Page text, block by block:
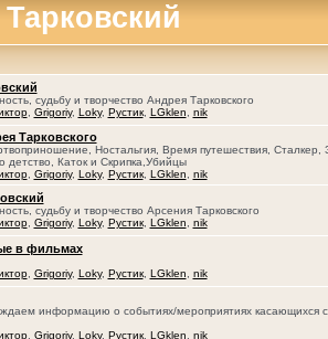
судьбу и творчество Андрея Тарковского
, Grigoriy, Loky, Рустик, LGklen nik
Тарковского
Ностальгия, Время путешествия, Сталкер,
детство, Каток и Скрипка,Убийцы
, Grigoriy, Loky, Рустик, LGklen nik
судьбу и творчество Арсения Тарковского
, Grigoriy, Loky, Рустик, LGklen nik
в фильмах
, Grigoriy, Loky, Рустик, LGklen nik
информацию о событиях/мероприятиях касающихся
, Grigoriy, Loky, Рустик, LGklen nik